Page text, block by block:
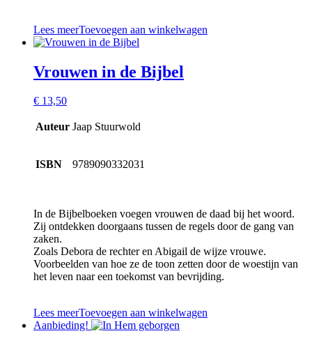
Lees meerToevoegen aan winkelwagen
Vrouwen in de Bijbel
€ 13,50
Auteur Jaap Stuurwold
ISBN 9789090332031
In de Bijbelboeken voegen vrouwen de daad bij het woord.
Zij ontdekken doorgaans tussen de regels door de gang van
zaken.
Zoals Debora de rechter en Abigail de wijze vrouwe.
Voorbeelden van hoe ze de toon zetten door de woestijn van
het leven naar een toekomst van bevrijding.
Lees meerToevoegen aan winkelwagen
Aanbieding!